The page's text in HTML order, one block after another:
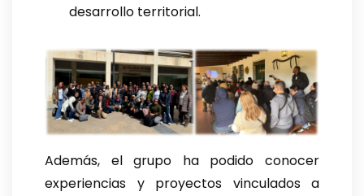
desarrollo territorial.
Además, el grupo ha podido conocer
experiencias y proyectos vinculados a